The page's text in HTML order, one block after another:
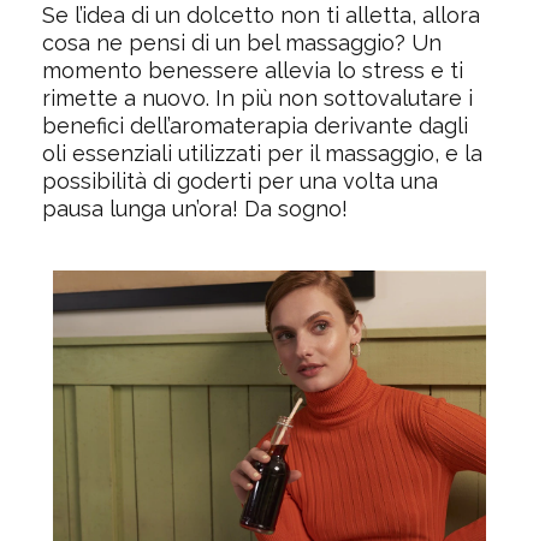
Se l’idea di un dolcetto non ti alletta, allora
cosa ne pensi di un bel massaggio? Un
momento benessere allevia lo stress e ti
rimette a nuovo. In più non sottovalutare i
benefici dell’aromaterapia derivante dagli
oli essenziali utilizzati per il massaggio, e la
possibilità di goderti per una volta una
pausa lunga un’ora! Da sogno!